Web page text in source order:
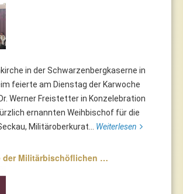
in der Schwarzenbergkaserne in
feierte am Dienstag der Karwoche
Werner Freistetter in Konzelebration
ernannten Weihbischof für die
Militäroberkurat... Weiterlesen
der Militärbischöflichen …